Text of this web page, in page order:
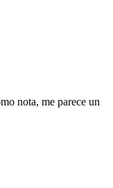
nota, me parece un